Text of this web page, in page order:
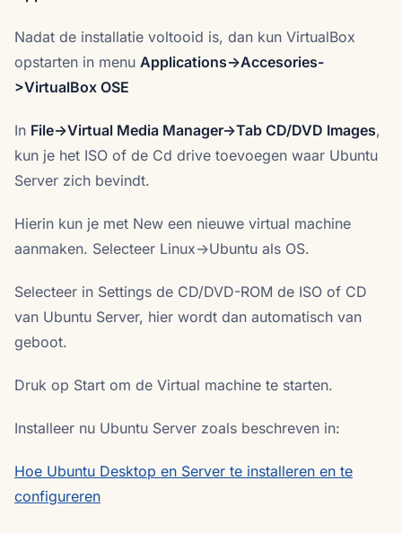
Nadat de installatie voltooid is, dan kun VirtualBox
opstarten in menu Applications->Accesories-
>VirtualBox OSE
In File->Virtual Media Manager->Tab CD/DVD Images,
kun je het ISO of de Cd drive toevoegen waar Ubuntu
Server zich bevindt.
Hierin kun je met New een nieuwe virtual machine
aanmaken. Selecteer Linux->Ubuntu als OS.
Selecteer in Settings de CD/DVD-ROM de ISO of CD
van Ubuntu Server, hier wordt dan automatisch van
geboot.
Druk op Start om de Virtual machine te starten.
Installeer nu Ubuntu Server zoals beschreven in:
Hoe Ubuntu Desktop en Server te installeren en te
configureren